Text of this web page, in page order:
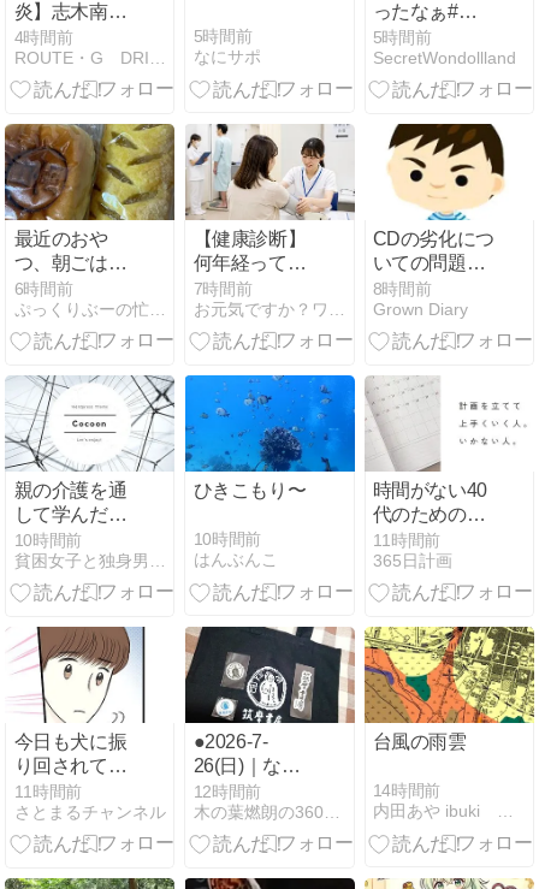
炎】志木南口ｸ
ﾘﾆｯｸ2日目、点
滴不要の診断
4時間前
5時間前
なにサポ
ったなぁ#今
日のひとこと
ブログ
5時間前
SecretWondollland
最近のおや
つ、朝ごは
ん、昼ごは
ん、夜ごはん
6時間前
【健康診断】
何年経っても
バリウム検査
だけは慣れな
いアラフィフ
7時間前
CDの劣化につ
いての問題提
起
8時間前
Grown Diary
親の介護を通
して学んだ
「人生を整え
る」という生
き方｜介護が
本当に大切な
こと
10時間前
ひきこもり〜
10時間前
はんぶんこ
時間がない40
代のための勉
強計画の立て
方｜無理なく
続ける4つの
11時間前
365日計画
今日も犬に振
り回されてま
す⑮公園を出
て、ふと振り
返ると…？
11時間前
さとまるチャンネル
●2026-7-
26(日)｜なん
とか間に合っ
た
12時間前
台風の雨雲
14時間前
内田あや ibuki masayoのブログ